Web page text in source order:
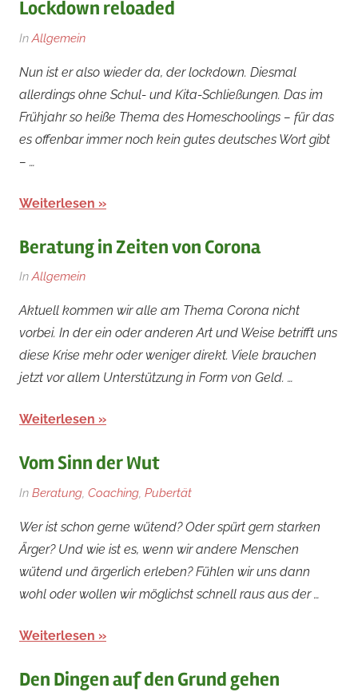
Lockdown reloaded
Am
November
2020
Von
InAllgemein
Nun ist er also wieder da, der lockdown. Diesmal
allerdings ohne Schul- und Kita-Schließungen. Das im
Frühjahr so heiße Thema des Homeschoolings – für das
es offenbar immer noch kein gutes deutsches Wort gibt
– …
Weiterlesen
Beratung in Zeiten von Corona
Am
März
2020
Von
InAllgemein
Aktuell kommen wir alle am Thema Corona nicht
vorbei. In der ein oder anderen Art und Weise betrifft uns
diese Krise mehr oder weniger direkt. Viele brauchen
jetzt vor allem Unterstützung in Form von Geld. …
Weiterlesen
Vom Sinn der Wut
Am
Mai
2019
Von
In Beratung, Coaching, Pubertät
Wer ist schon gerne wütend? Oder spürt gern starken
Ärger? Und wie ist es, wenn wir andere Menschen
wütend und ärgerlich erleben? Fühlen wir uns dann
wohl oder wollen wir möglichst schnell raus aus der …
Weiterlesen
Den Dingen auf den Grund gehen